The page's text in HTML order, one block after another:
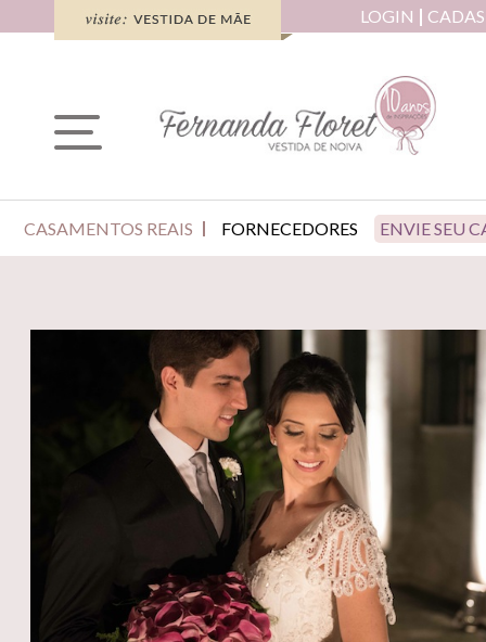
LOGIN
CASAMENTOS REAIS FORNECEDORES ENVIE SEU